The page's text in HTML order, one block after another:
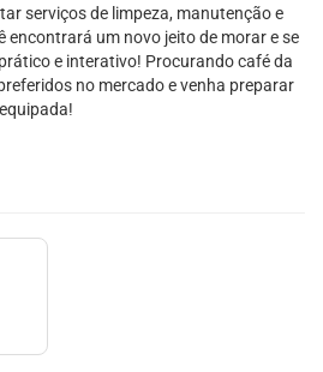
serviços de limpeza, manutenção e
encontrará um novo jeito de morar e se
e interativo! Procurando café da
no mercado e venha preparar